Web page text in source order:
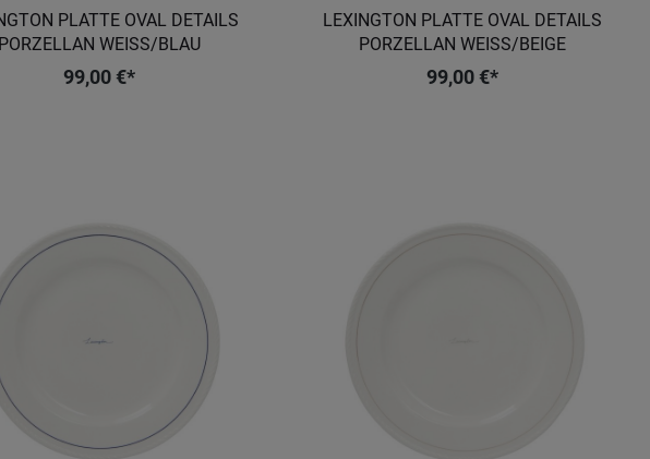
PLATTE OVAL DETAILS
PORZELLAN WEISS/BLAU
99,00 €*
LEXINGTON PLATTE OVAL DETAILS
PORZELLAN WEISS/BEIGE
99,00 €*